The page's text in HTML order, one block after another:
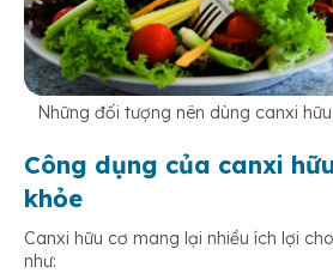
Những đối tượng nên dùng canxi
Công dụng của canxi
khỏe
Canxi hữu cơ mang lại nhiều ích lợi
như: